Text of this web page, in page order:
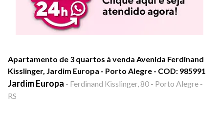
Apartamento de 3 quartos à venda Avenida Ferdinand
Kisslinger, Jardim Europa - Porto Alegre - COD: 985991
Jardim Europa - Ferdinand Kisslinger, 80 - Porto Alegre -
RS